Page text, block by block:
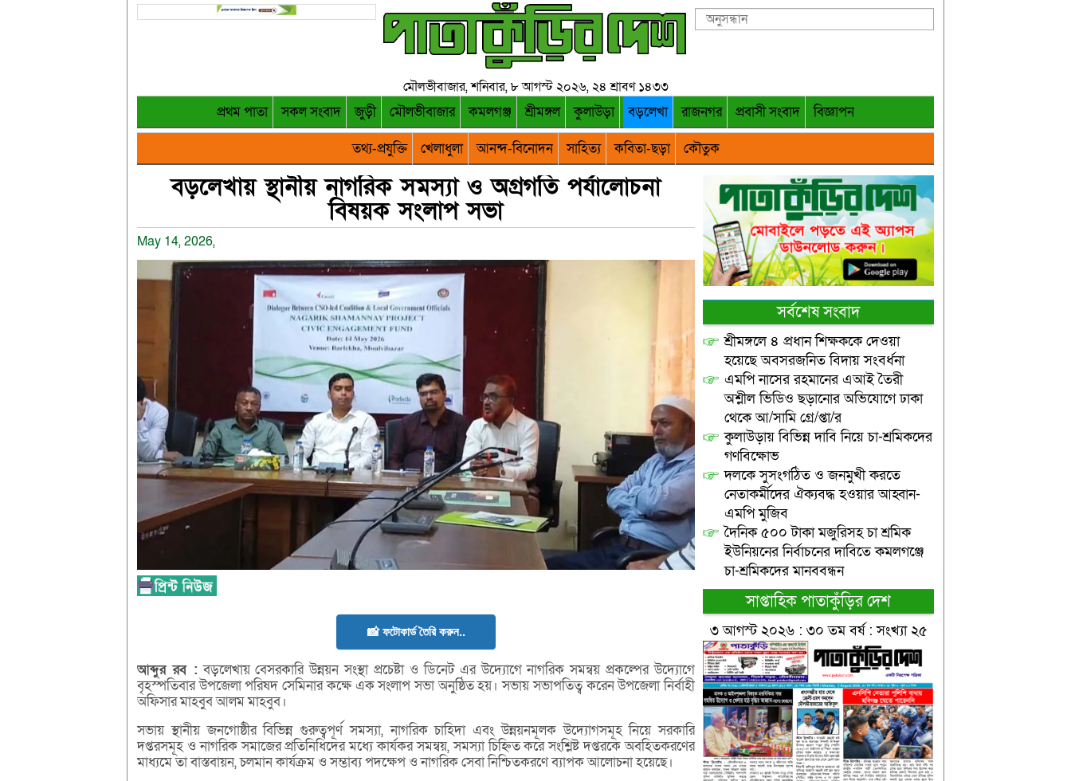
মৌলভীবাজার, শনিবার, ৮ আগস্ট ২০২৬, ২৪ শ্রাবণ ১৪৩৩
প্রথম পাতা সকল সংবাদ জুড়ী মৌলভীবাজার কমলগঞ্জ শ্রীমঙ্গল কুলাউড়া বড়লেখা রাজনগর প্রবাসী সংবাদ
বিজ্ঞাপন
তথ্য-প্রযুক্তি
খেলাধুলা আনন্দ-বিনোদন সাহিত্য কবিতা-ছড়া কৌতুক
বড়লেখায় স্থানীয় নাগরিক সমস্যা ও অগ্রগতি পর্যালোচনা
বিষয়ক সংলাপ সভা
May 14, 2026,
📸 ফটোকার্ড তৈরি করুন..
আব্দুররব : বড়লেখায় বেসরকারি উন্নয়ন সংস্থা প্রচেষ্টা ও ডিনেট এর উদ্যোগে নাগরিক সমন্বয় প্রকল্পের উদ্যোগে
বৃহস্পতিবার উপজেলা পরিষদ সেমিনার কক্ষে এক সংলাপ সভা অনুষ্ঠিত হয়। সভায় সভাপতিত্ব করেন উপজেলা নির্বাহী
অফিসার মাহবুব আলম মাহবুব।
সভায় স্থানীয় জনগোষ্ঠীর বিভিন্ন গুরুত্বপূর্ণ সমস্যা, নাগরিক চাহিদা এবং উন্নয়নমূলক উদ্যোগসমূহ নিয়ে সরকারি
দপ্তরসমূহ ও নাগরিক সমাজের প্রতিনিধিদের মধ্যে কার্যকর সমন্বয়, সমস্যা চিহ্নিত করে সংশ্লিষ্ট দপ্তরকে অবহিতকরণের
মাধ্যমে তা বাস্তবায়ন, চলমান কার্যক্রম ও সম্ভাব্য পদক্ষেপ ও নাগরিক সেবা নিশ্চিতকরণে ব্যাপক আলোচনা হয়েছে।
সর্বশেষ সংবাদ
শ্রীমঙ্গলে ৪ প্রধান শিক্ষককে দেওয়া
হয়েছে অবসরজনিত বিদায় সংবর্ধনা
এমপি নাসের রহমানের এআই তৈরী
অশ্লীল ভিডিও ছড়ানোর অভিযোগে ঢাকা
থেকে আ/সামি গ্রে/প্তা/র
কুলাউড়ায় বিভিন্ন দাবি নিয়ে চা-শ্রমিকদের
গণবিক্ষোভ
দলকে সুসংগঠিত ও জনমুখী করতে
নেতাকর্মীদের ঐক্যবদ্ধ হওয়ার আহ্বান-
এমপি মুজিব
দৈনিক ৫০০ টাকা মজুরিসহ চা শ্রমিক
ইউনিয়নের নির্বাচনের দাবিতে কমলগঞ্জে
চা-শ্রমিকদের মানববন্ধন
সাপ্তাহিক পাতাকুঁড়ির দেশ
৩ আগস্ট ২০২৬ : ৩০ তম বর্ষ : সংখ্যা ২৫